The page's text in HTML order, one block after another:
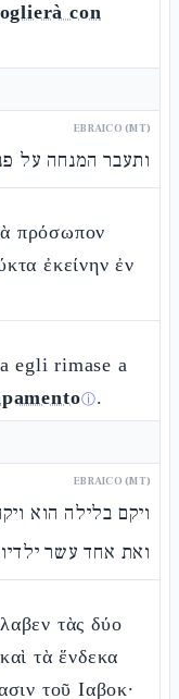
con
EBRAICO (MT)
ותעבר המנחה על
πρόσωπον
ἐκείνην ἐν
egli rimase a
ⓘ.
EBRAICO (MT)
ויקם בלילה הוא
ואת אחד עשר
τὰς δύο
τὰ ἕνδεκα
τοῦ Ιαβοκ·